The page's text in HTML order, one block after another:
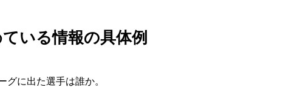
いる情報の具体例
グに出た選手は誰か。